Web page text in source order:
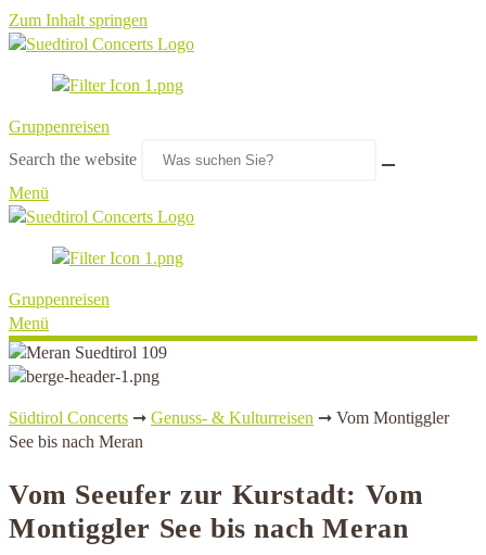
Zum Inhalt springen
Gruppenreisen
Search the website
Menü
Gruppenreisen
Menü
Südtirol Concerts ➞ Genuss- & Kulturreisen ➞ Vom Montiggler
See bis nach Meran
Vom Seeufer zur Kurstadt: Vom
Montiggler See bis nach Meran